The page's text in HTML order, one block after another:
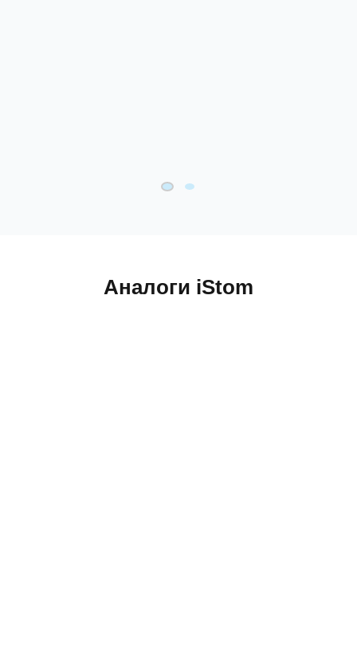
Аналоги iStom